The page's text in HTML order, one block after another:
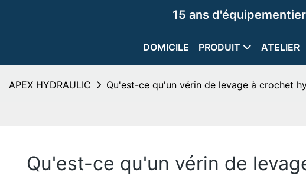
15 ans
DOMICILE PRODUIT ATELIER
APEX HYDRAULIC Qu'est-ce qu'un vérin de levage à crochet
Qu'est-ce qu'un vérin de